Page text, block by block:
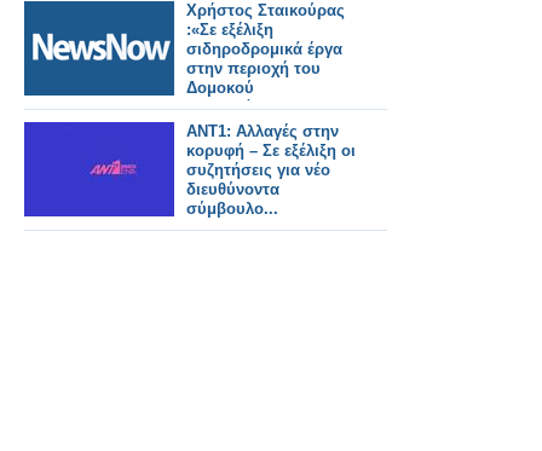
Χρήστος Σταικούρας
:«Σε εξέλιξη
σιδηροδρομικά έργα
στην περιοχή του
Δομοκού
αποκατάστασης
Daniel 188 εκατ. ευρώ.
ΑΝΤ1: Αλλαγές στην
κορυφή – Σε εξέλιξη οι
συζητήσεις για νέο
διευθύνοντα
σύμβουλο...